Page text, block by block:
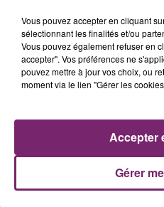
éclipse
158
partis
Vous pouvez accepter en cliquant
sélectionnant les finalités et/ou
Vous pouvez également refuser en
accepter". Vos préférences ne
pouvez mettre à jour vos choix, ou
moment via le lien "Gérer les
Gérer
Accepter